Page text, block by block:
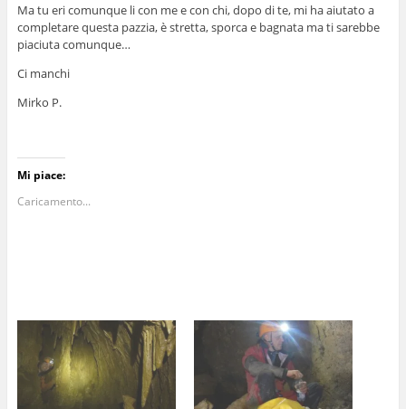
Ma tu eri comunque li con me e con chi, dopo di te, mi ha aiutato a
completare questa pazzia, è stretta, sporca e bagnata ma ti sarebbe
piaciuta comunque…
Ci manchi
Mirko P.
Mi piace:
Caricamento...